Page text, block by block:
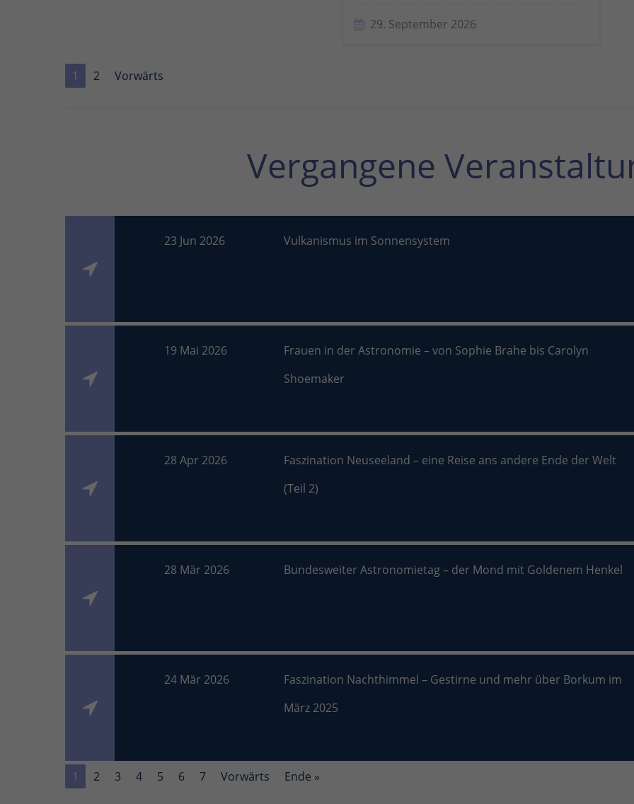
29. September 2026
1 2 Vorwärts
Vergangene
23 Jun 2026 Vulkanismus im Sonnensystem
19 Mai 2026
Frauen in der Astronomie – von Sophie Brahe bis Carolyn
Shoemaker
28 Apr 2026
Faszination Neuseeland – eine Reise ans andere Ende der Welt
(Teil 2)
28 Mär 2026 Bundesweiter Astronomietag – der Mond mit Goldenem Henkel
24 Mär 2026
Faszination Nachthimmel – Gestirne und mehr über Borkum im
März 2025
1 2 3 4 5 6 7 Vorwärts Ende »